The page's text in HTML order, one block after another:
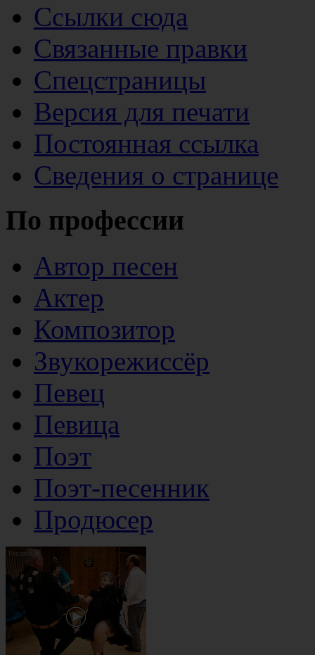
Ссылки сюда
Связанные правки
Спецстраницы
Версия для печати
Постоянная ссылка
Сведения о странице
По профессии
Автор песен
Актер
Композитор
Звукорежиссёр
Певец
Певица
Поэт
Поэт-песенник
Продюсер